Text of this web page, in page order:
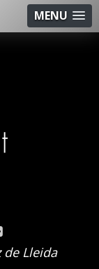
MENU
de Lleida